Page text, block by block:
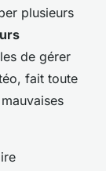
plusieurs
de gérer
fait toute